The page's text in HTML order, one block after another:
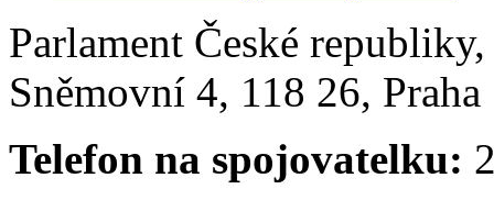
Parlament České
Sněmovní 4, 118 26,
Telefon na spojovatelku: